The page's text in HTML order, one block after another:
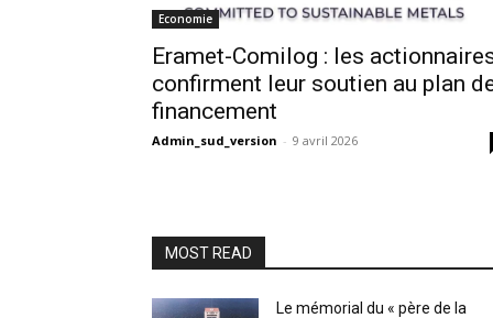
Economie
Eramet-Comilog : les
confirment leur soutien au plan
financement
Admin_sud_version - 9 avril 2026
MOST READ
Le mémorial du « père de la